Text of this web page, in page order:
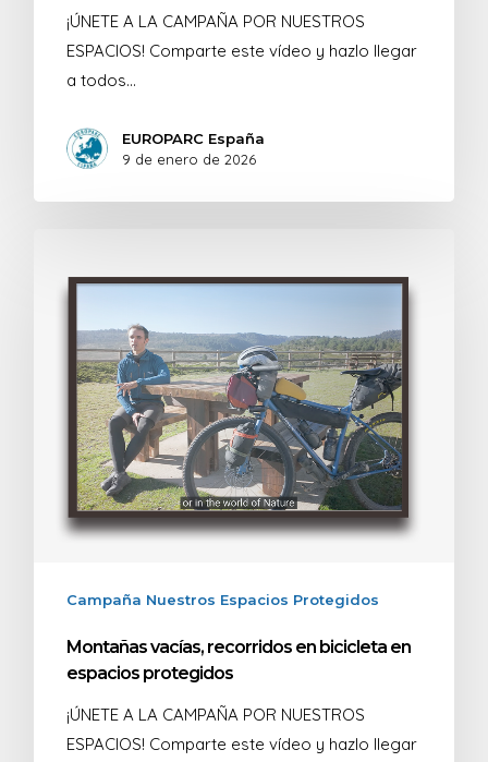
¡ÚNETE A LA CAMPAÑA POR NUESTROS
ESPACIOS! Comparte este vídeo y hazlo llegar
a todos…
EUROPARC España
9 de enero de 2026
Campaña Nuestros Espacios Protegidos
Montañas vacías, recorridos en bicicleta en
espacios protegidos
¡ÚNETE A LA CAMPAÑA POR NUESTROS
ESPACIOS! Comparte este vídeo y hazlo llegar